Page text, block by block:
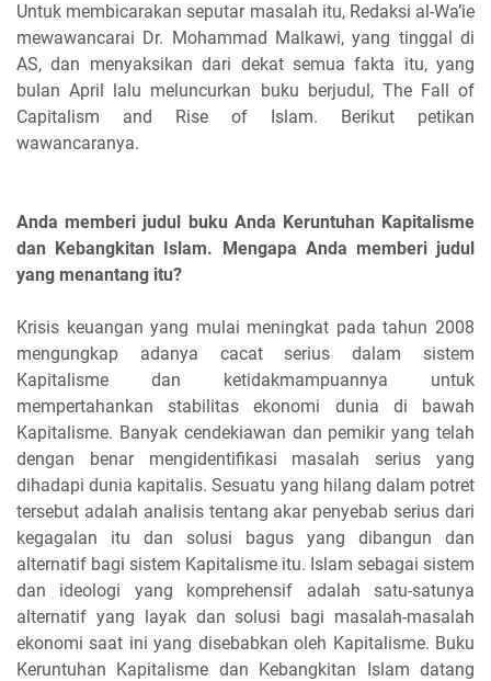
Untuk membicarakan seputar masalah itu, Redaksi al-Wa’ie
mewawancarai Dr. Mohammad Malkawi, yang tinggal di
AS, dan menyaksikan dari dekat semua fakta itu, yang
bulan April lalu meluncurkan buku berjudul, The Fall of
Capitalism and Rise of Islam. Berikut petikan
wawancaranya.
Anda memberi judul buku Anda Keruntuhan Kapitalisme
dan Kebangkitan Islam. Mengapa Anda memberi judul
yang menantang itu?
Krisis keuangan yang mulai meningkat pada tahun 2008
mengungkap adanya cacat serius dalam sistem
Kapitalisme dan ketidakmampuannya untuk
mempertahankan stabilitas ekonomi dunia di bawah
Kapitalisme. Banyak cendekiawan dan pemikir yang telah
dengan benar mengidentifikasi masalah serius yang
dihadapi dunia kapitalis. Sesuatu yang hilang dalam potret
tersebut adalah analisis tentang akar penyebab serius dari
kegagalan itu dan solusi bagus yang dibangun dan
alternatif bagi sistem Kapitalisme itu. Islam sebagai sistem
dan ideologi yang komprehensif adalah satu-satunya
alternatif yang layak dan solusi bagi masalah-masalah
ekonomi saat ini yang disebabkan oleh Kapitalisme. Buku
Keruntuhan Kapitalisme dan Kebangkitan Islam datang